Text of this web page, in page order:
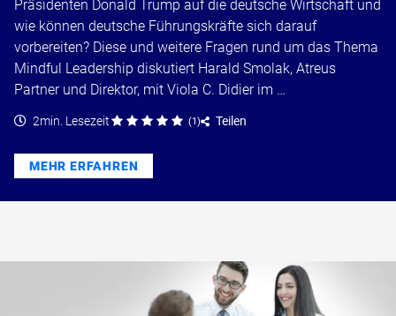
Präsidenten Donald Trump auf die deutsche Wirtschaft und
wie können deutsche Führungskräfte sich darauf
vorbereiten? Diese und weitere Fragen rund um das Thema
Mindful Leadership diskutiert Harald Smolak, Atreus
Partner und Direktor, mit Viola C. Didier im …
2min. Lesezeit (1) Teilen
MEHR ERFAHREN